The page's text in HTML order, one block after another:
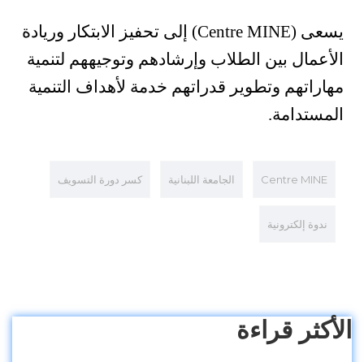
يسعى (Centre MINE) إلى تحفيز الابتكار وريادة
الأعمال بين الطلاب وإرشادهم وتوجيههم لتنمية
مهاراتهم وتطوير قدراتهم خدمة لأهداف التنمية
المستدامة.
Centre MINE الجامعة اللبنانية كسر دورة التسويف
ندوة إلكترونية
الأكثر قراءة